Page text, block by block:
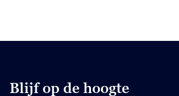
Blijf op de hoogte